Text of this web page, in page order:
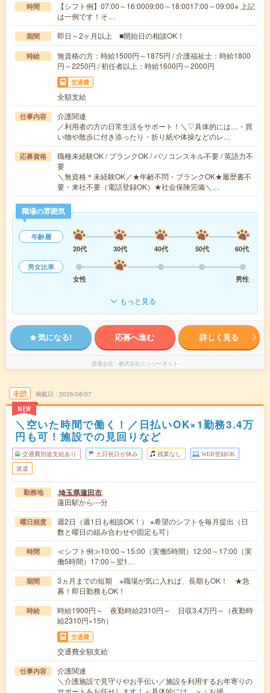
時間
【シフト例】07:00～16:0009:00～18:0017:00～09:00※ 上記
は一例です！そ…
期間 即日～2ヶ月以上 ■開始日の相談OK！
時給
無資格の方：時給1500円～1875円 / 介護福祉士：時給1800
円～2250円 / 初任者以上：時給1600円～2000円
交通費
全額支給
仕事内容
介護関連
／利用者の方の日常生活をサポート！＼▽具体的には…・買
い物や散歩に付き添ったり・折り紙や体操などのレ…
応募資格
職種未経験OK / ブランクOK / パソコンスキル不要 / 英語力不
要
＼無資格＊未経験OK／★年齢不問・ブランクOK★履歴書不
要・来社不要（電話登録OK）★社会保険完備＼…
職場の雰囲気
年齢層
20代
30代 40代 50代
60代
男女比率
女性
男性
もっと見る
気になる! 応募へ進む 詳しく見る
派遣会社 株式会社ニッソーネット
未読
NEW
掲載日 2026/08/07
＼空いた時間で働く！／日払いOK×1勤務3.4万
円も可！施設での見回りなど
交通費別途支給あり 土日祝日が休み 残業なし WEB登録OK
派遣
勤務地 埼玉県蓮田市
蓮田駅から---分
曜日頻度
週2日（週1日も相談OK！） ※希望のシフトを毎月提出（日
数と曜日の組み合わせや固定も可）
時間
≪シフト例≫10:00～15:00（実働5時間）12:00～17:00（実
働5時間）17:00～翌1…
期間
3ヵ月までの短期 ※職場が気に入れば、長期もOK！ ★急
募！即日勤務もOK！
時給
時給1900円～ 夜勤時給2310円～ 日収3.4万円～（夜勤時
給2310円×15h）
交通費
交通費全額支給
仕事内容
介護関連
＼介護施設で見守りやお手伝い／施設を利用するお年寄りの